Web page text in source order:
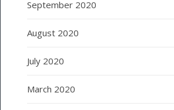
September 2020
August 2020
July 2020
March 2020